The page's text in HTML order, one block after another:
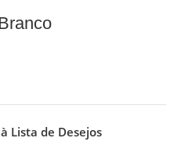
Lista de Desejos